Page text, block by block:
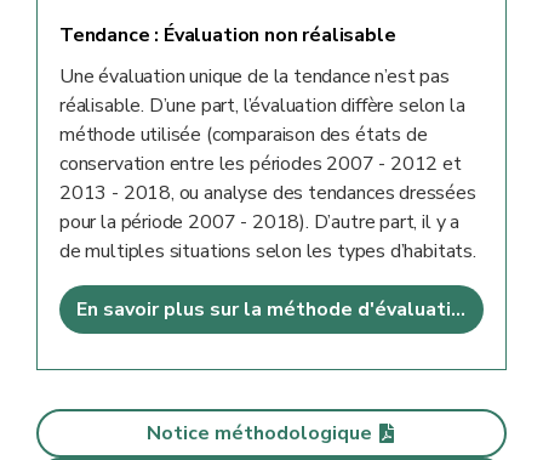
Tendance : Évaluation non réalisable
Une évaluation unique de la tendance n’est pas
réalisable. D’une part, l’évaluation diffère selon la
méthode utilisée (comparaison des états de
conservation entre les périodes 2007 - 2012 et
2013 - 2018, ou analyse des tendances dressées
pour la période 2007 - 2018). D’autre part, il y a
de multiples situations selon les types d’habitats.
En savoir plus sur la méthode d'évaluation
Notice méthodologique